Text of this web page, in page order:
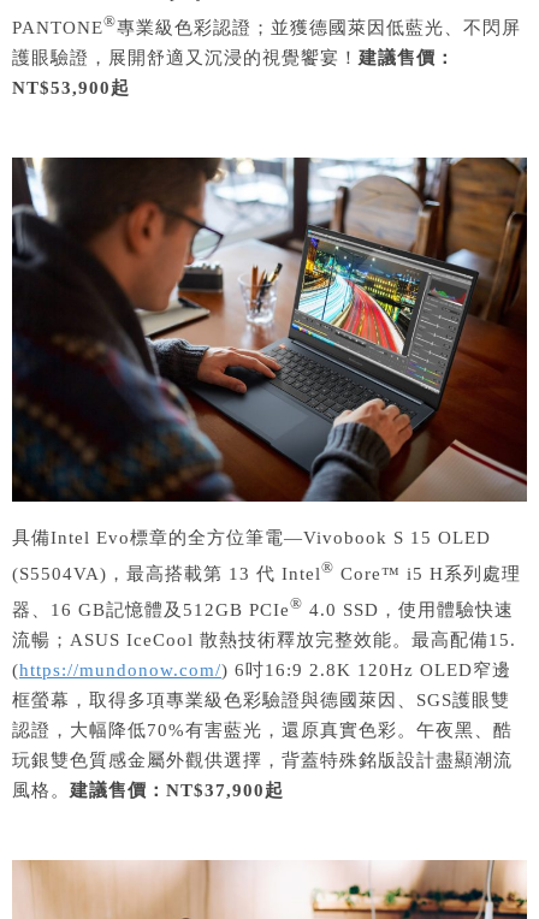
PANTONE®專業級色彩認證；並獲德國萊因低藍光、不閃屏
護眼驗證，展開舒適又沉浸的視覺饗宴！ 建議售價：
NT$53,900起
具備Intel Evo標章的全方位筆電—Vivobook S 15 OLED
(S5504VA)，最高搭載第 13 代 Intel® Core™ i5 H系列處理
器、16 GB記憶體及512GB PCIe® 4.0 SSD，使用體驗快速
流暢；ASUS IceCool 散熱技術釋放完整效能。最高配備15.
(https://mundonow.com/) 6吋16:9 2.8K 120Hz OLED窄邊
框螢幕，取得多項專業級色彩驗證與德國萊因、SGS護眼雙
認證，大幅降低70%有害藍光，還原真實色彩。午夜黑、酷
玩銀雙色質感金屬外觀供選擇，背蓋特殊銘版設計盡顯潮流
風格。 建議售價：NT$37,900起